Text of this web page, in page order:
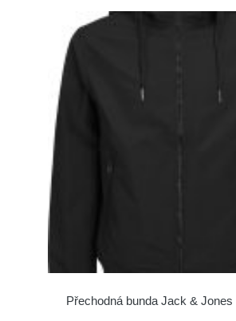
Přechodná bunda Jack &